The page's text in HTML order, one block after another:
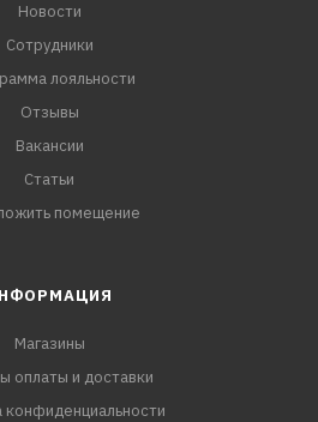
Новости
Сотрудники
лояльности
Отзывы
Вакансии
Статьи
помещение
Магазины
оплаты и доставки
конфиденциальности